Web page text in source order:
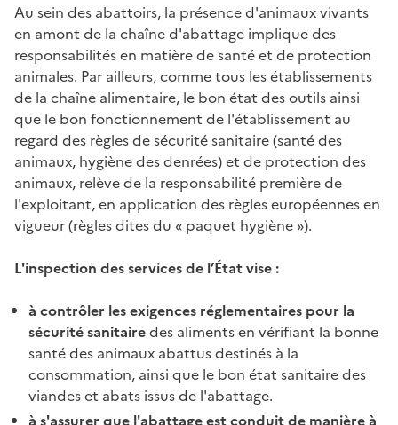
Au sein des abattoirs, la présence d'animaux vivants
en amont de la chaîne d'abattage implique des
responsabilités en matière de santé et de protection
animales. Par ailleurs, comme tous les établissements
de la chaîne alimentaire, le bon état des outils ainsi
que le bon fonctionnement de l'établissement au
regard des règles de sécurité sanitaire (santé des
animaux, hygiène des denrées) et de protection des
animaux, relève de la responsabilité première de
l'exploitant, en application des règles européennes en
vigueur (règles dites du « paquet hygiène »).
L'inspection des services de l’État vise :
à contrôler les exigences réglementaires pour la
sécurité sanitairedes aliments en vérifiant la bonne
santé des animaux abattus destinés à la
consommation, ainsi que le bon état sanitaire des
viandes et abats issus de l'abattage.
à s'assurer que l'abattage est conduit de manière à